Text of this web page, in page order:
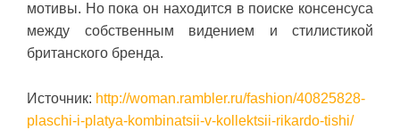
мотивы. Но пока он находится в поиске консенсуса
между собственным видением и стилистикой
британского бренда.
Источник: http://woman.rambler.ru/fashion/40825828-
plaschi-i-platya-kombinatsii-v-kollektsii-rikardo-tishi/